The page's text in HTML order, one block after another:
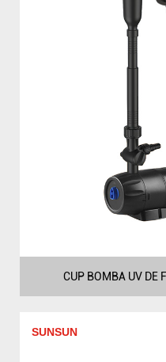
CUP BOMBA UV DE
SUNSUN